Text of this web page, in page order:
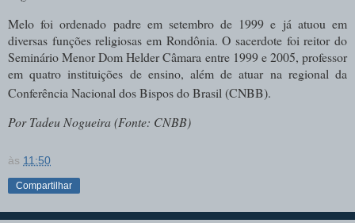
Melo foi ordenado padre em setembro de 1999 e já atuou em
diversas funções religiosas em Rondônia. O sacerdote foi reitor do
Seminário Menor Dom Helder Câmara entre 1999 e 2005, professor
em quatro instituições de ensino, além de atuar na regional da
Conferência Nacional dos Bispos do Brasil (CNBB).
Por Tadeu Nogueira (Fonte: CNBB)
às 11:50
Compartilhar